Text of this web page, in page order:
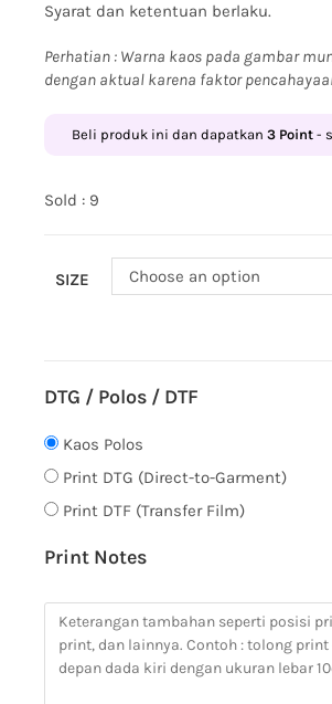
Syarat dan ketentuan berlaku.
Perhatian : Warna kaos pada gambar
dengan aktual karena faktor
Beli produk ini dan dapatkan3 Point -
Sold : 9
SIZE Choose an option
DTG / Polos / DTF
Kaos Polos
Print DTG (Direct-to-Garment)
Print DTF (Transfer Film)
Print Notes